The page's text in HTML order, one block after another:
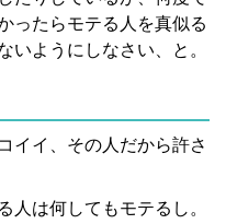
ったらモテる人を真似る
いようにしなさい、と。
イイ、その人だから許さ
人は何してもモテるし。